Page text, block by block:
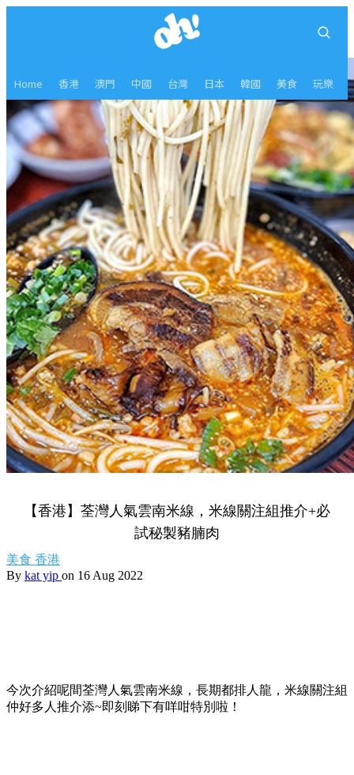
Home 香港 澳門 中國 台灣 日本 韓國 美食 玩樂
【香港】荃灣人氣雲南米線，米線關注組推介+必
試秘製豬腩肉
美食 香港
By kat yip on 16 Aug 2022
今次介紹呢間荃灣人氣雲南米線，長期都排人龍，米線關注組
仲好多人推介添~即刻睇下有咩咁特別啦！